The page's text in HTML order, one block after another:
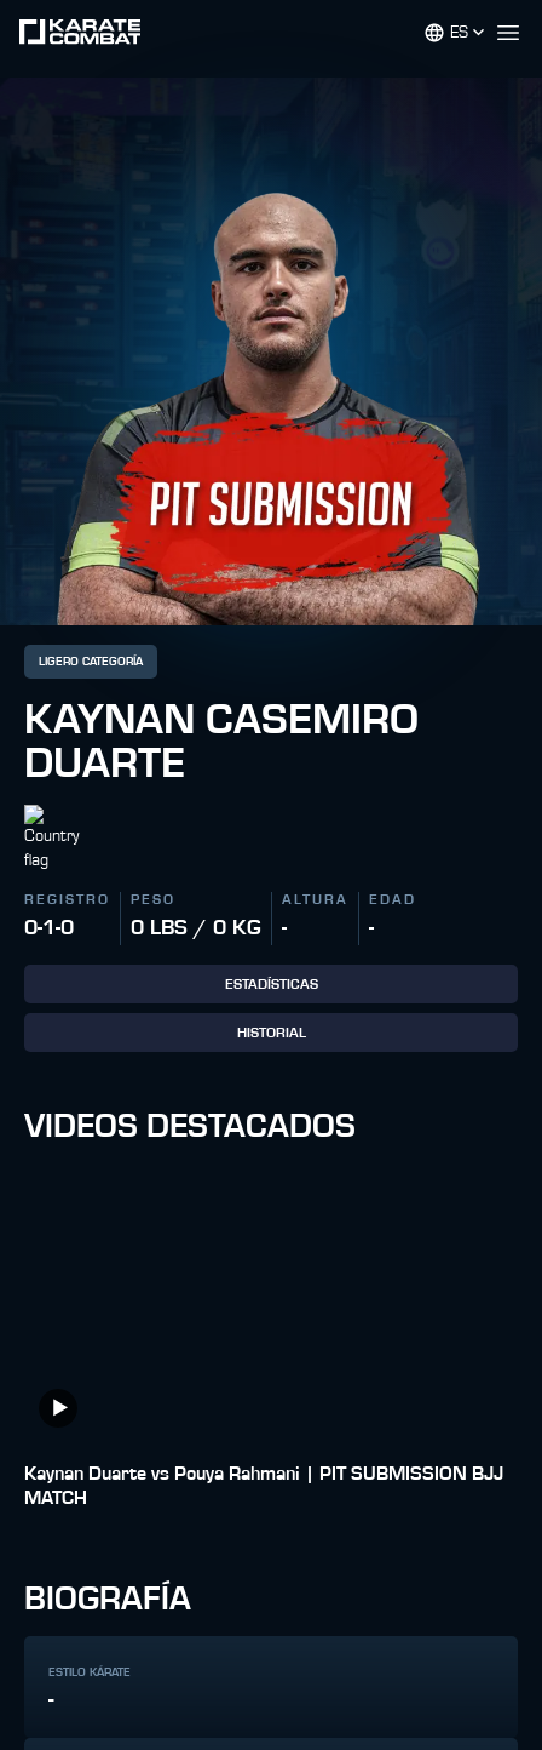
ES
LIGERO CATEGORÍA
KAYNAN CASEMIRO
DUARTE
REGISTRO
0-1-0
PESO
0 LBS / 0 KG
ALTURA
-
EDAD
-
ESTADÍSTICAS
HISTORIAL
VIDEOS DESTACADOS
Kaynan Duarte vs Pouya Rahmani | PIT SUBMISSION BJJ
MATCH
BIOGRAFÍA
ESTILO KÁRATE
-